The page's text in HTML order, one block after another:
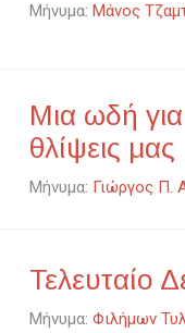
Μήνυμα: Μάνος
Μια ωδή για
θλίψεις μας
Μήνυμα: Γιώργος Π.
Τελευταίο
Μήνυμα: Φιλήμων